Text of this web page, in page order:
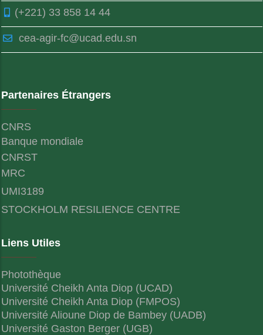
(+221) 33 858 14 44
cea-agir-fc@ucad.edu.sn
Partenaires Étrangers
CNRS
Banque mondiale
CNRST
MRC
UMI3189
STOCKHOLM RESILIENCE CENTRE
Liens Utiles
Photothèque
Université Cheikh Anta Diop (UCAD)
Université Cheikh Anta Diop (FMPOS)
Université Alioune Diop de Bambey (UADB)
Université Gaston Berger (UGB)